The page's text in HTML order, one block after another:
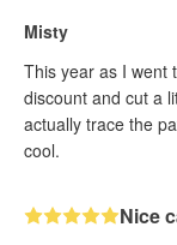
Misty
This year as I went
discount and cut a
actually trace the
cool.
Nice